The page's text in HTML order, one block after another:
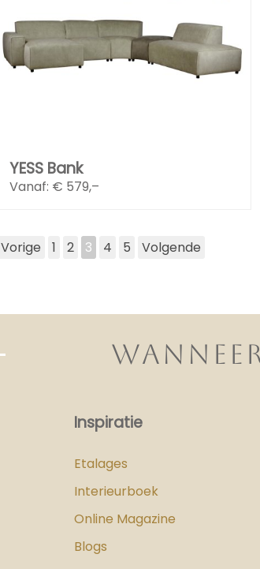
YESS Bank
Vanaf: € 579,–
Vorige 1 2 3 4 5 Volgende
Inspiratie
Etalages
Interieurboek
Online Magazine
Blogs